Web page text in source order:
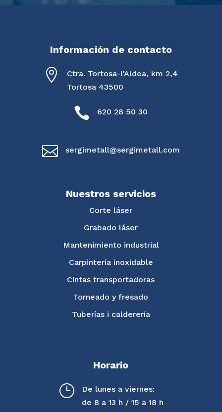
Información de contacto

Ctra. Tortosa-l’Aldea, km 2,4
Tortosa 43500
 620 28 50 30
 sergimetall@sergimetall.com
Nuestros servicios
Corte láser
Grabado láser
Mantenimiento industrial
Carpintería inoxidable
Cintas transportadoras
Torneado y fresado
Tuberías i calderería
Horario
}
De lunes a viernes:
de 8 a 13 h / 15 a 18 h